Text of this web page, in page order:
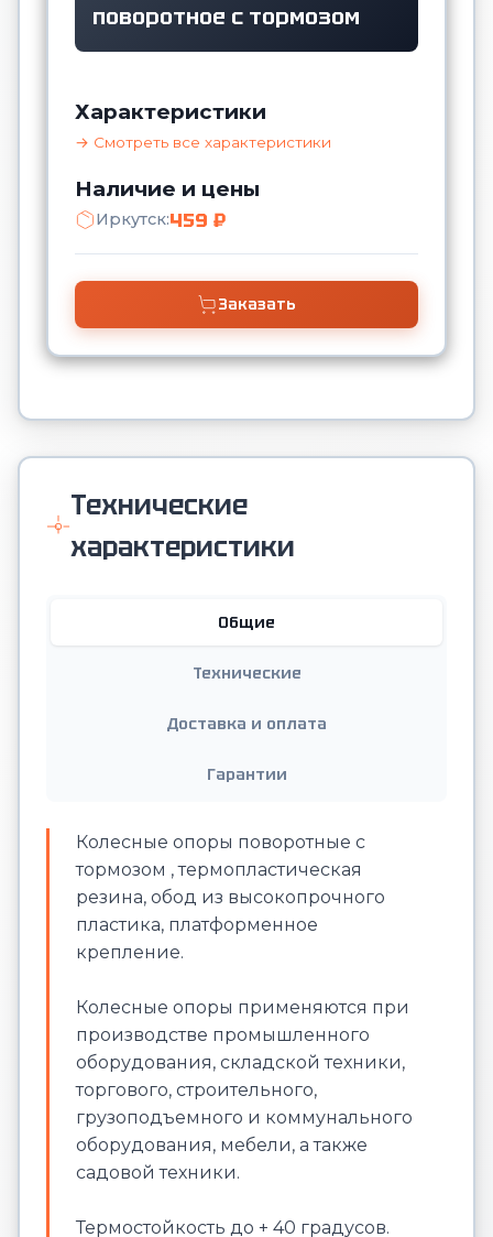
поворотное с тормозом
Характеристики
→ Смотреть все характеристики
Наличие и цены
Иркутск:459 ₽
Заказать
Технические
характеристики
Общие
Технические
Доставка и оплата
Гарантии
Колесные опоры поворотные с
тормозом , термопластическая
резина, обод из высокопрочного
пластика, платформенное
крепление.
Колесные опоры применяются при
производстве промышленного
оборудования, складской техники,
торгового, строительного,
грузоподъемного и коммунального
оборудования, мебели, а также
садовой техники.
Термостойкость до + 40 градусов.